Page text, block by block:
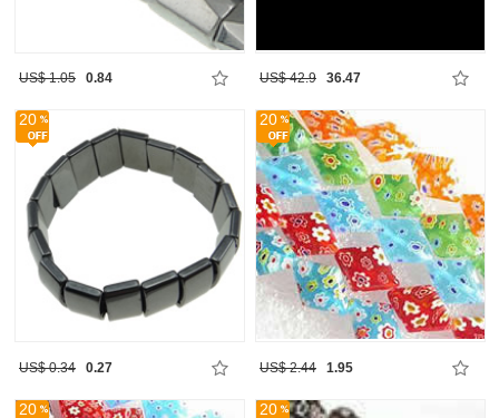
US$ 1.05 0.84 US$ 42.9 36.47
20
US$ 0.34 0.27
20
US$ 2.44 1.95
20 20